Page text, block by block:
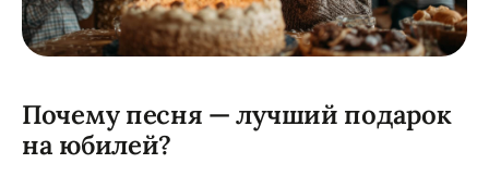
Почему песня — лучший подарок
на юбилей?